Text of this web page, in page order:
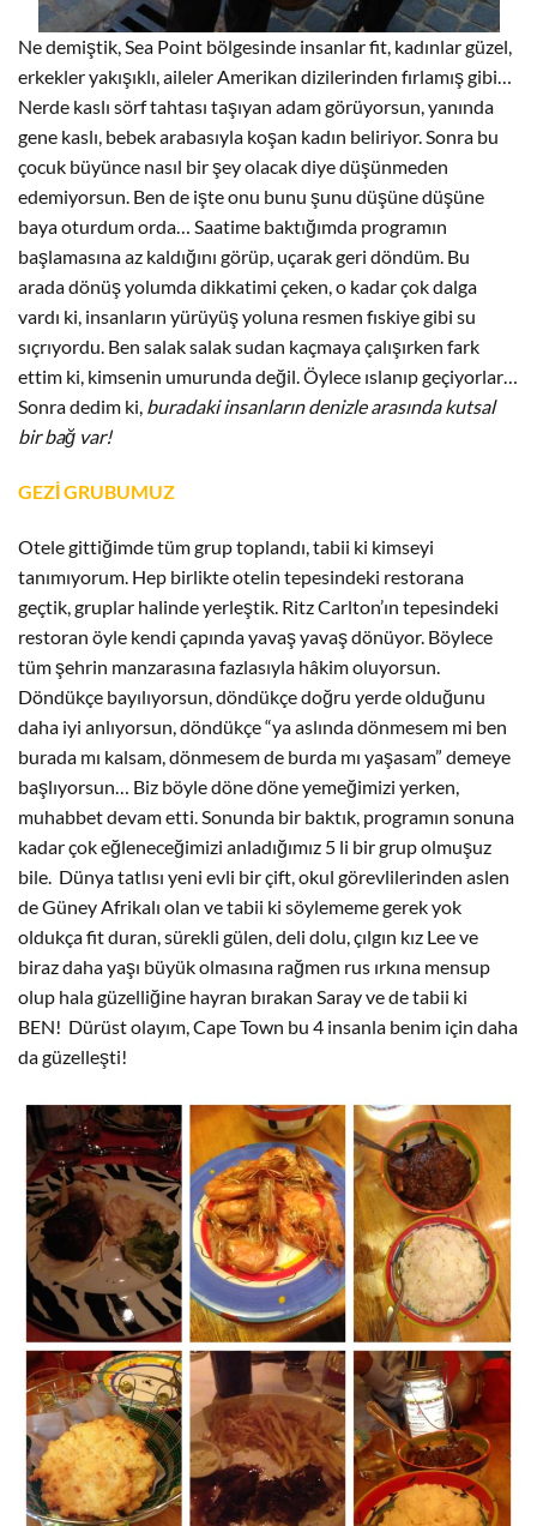
Ne demiştik, Sea Point bölgesinde insanlar fit, kadınlar güzel,
erkekler yakışıklı, aileler Amerikan dizilerinden fırlamış gibi…
Nerde kaslı sörf tahtası taşıyan adam görüyorsun, yanında
gene kaslı, bebek arabasıyla koşan kadın beliriyor. Sonra bu
çocuk büyünce nasıl bir şey olacak diye düşünmeden
edemiyorsun. Ben de işte onu bunu şunu düşüne düşüne
baya oturdum orda… Saatime baktığımda programın
başlamasına az kaldığını görüp, uçarak geri döndüm. Bu
arada dönüş yolumda dikkatimi çeken, o kadar çok dalga
vardı ki, insanların yürüyüş yoluna resmen fıskiye gibi su
sıçrıyordu. Ben salak salak sudan kaçmaya çalışırken fark
ettim ki, kimsenin umurunda değil. Öylece ıslanıp geçiyorlar…
Sonra dedim ki, buradaki insanların denizle arasında kutsal
bir bağ var!
GEZİ GRUBUMUZ
Otele gittiğimde tüm grup toplandı, tabii ki kimseyi
tanımıyorum. Hep birlikte otelin tepesindeki restorana
geçtik, gruplar halinde yerleştik. Ritz Carlton’ın tepesindeki
restoran öyle kendi çapında yavaş yavaş dönüyor. Böylece
tüm şehrin manzarasına fazlasıyla hâkim oluyorsun.
Döndükçe bayılıyorsun, döndükçe doğru yerde olduğunu
daha iyi anlıyorsun, döndükçe “ya aslında dönmesem mi ben
burada mı kalsam, dönmesem de burda mı yaşasam” demeye
başlıyorsun… Biz böyle döne döne yemeğimizi yerken,
muhabbet devam etti. Sonunda bir baktık, programın sonuna
kadar çok eğleneceğimizi anladığımız 5 li bir grup olmuşuz
bile. Dünya tatlısı yeni evli bir çift, okul görevlilerinden aslen
de Güney Afrikalı olan ve tabii ki söylememe gerek yok
oldukça fit duran, sürekli gülen, deli dolu, çılgın kız Lee ve
biraz daha yaşı büyük olmasına rağmen rus ırkına mensup
olup hala güzelliğine hayran bırakan Saray ve de tabii ki
BEN! Dürüst olayım, Cape Town bu 4 insanla benim için daha
da güzelleşti!